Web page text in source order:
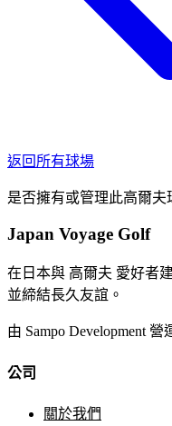
返回所有球場
是否擁有或管理此高爾夫
Japan Voyage Golf
在日本與 高爾夫 愛好者
並締結長久友誼。
由 Sampo Development 營
公司
關於我們